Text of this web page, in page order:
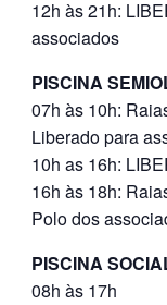
12h às 21h:
associados
PISCINA
07h às 10h:
Liberado para
10h as 16h:
16h às 18h:
Polo dos
PISCINA
08h às 17h